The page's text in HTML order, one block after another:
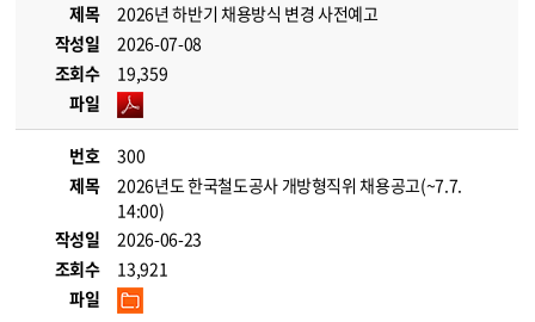
제목
2026년 하반기 채용방식 변경 사전예고
작성일
2026-07-08
조회수
19,359
파일
번호
300
제목
2026년도 한국철도공사 개방형직위 채용공고(~7.7.
14:00)
작성일
2026-06-23
조회수
13,921
파일